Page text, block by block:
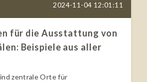
2024-11-04 12:01:11
für die Ausstattung von
Beispiele aus aller
zentrale Orte für